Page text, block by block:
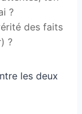
?
des faits
?
les deux